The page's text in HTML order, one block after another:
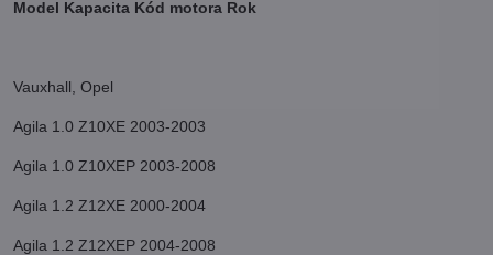
Model Kapacita Kód motora Rok
Vauxhall, Opel
Agila 1.0 Z10XE 2003-2003
Agila 1.0 Z10XEP 2003-2008
Agila 1.2 Z12XE 2000-2004
Agila 1.2 Z12XEP 2004-2008